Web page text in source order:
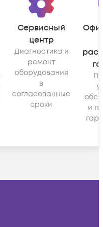
Сервисный
центр
Диагностика и
ремонт
оборудования
в
согласованные
сроки
и